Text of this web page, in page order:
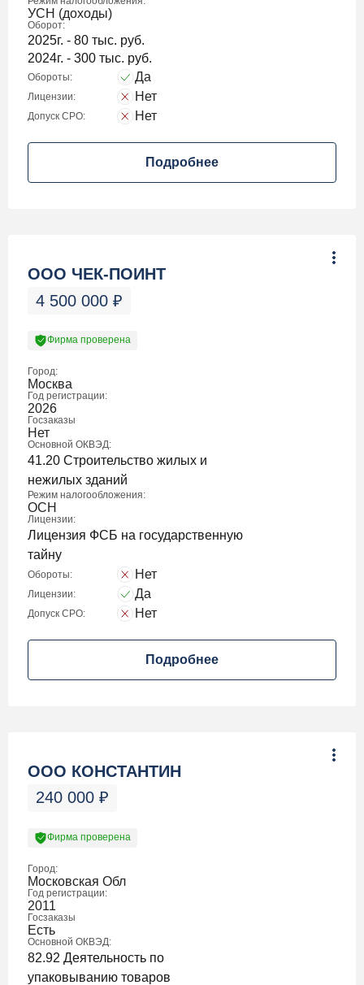
УСН (доходы)
Оборот:
2025г. - 80 тыс. руб.
2024г. - 300 тыс. руб.
Обороты: Да
Лицензии: Нет
Допуск СРО: Нет
Подробнее
ООО ЧЕК-ПОИНТ
4 500 000 ₽
Фирма проверена
Город:
Москва
Год регистрации:
2026
Госзаказы
Нет
Основной ОКВЭД:
41.20 Строительство жилых и
нежилых зданий
Режим налогообложения:
ОСН
Лицензии:
Лицензия ФСБ на государственную
тайну
Обороты: Нет
Лицензии: Да
Допуск СРО: Нет
Подробнее
ООО КОНСТАНТИН
240 000 ₽
Фирма проверена
Город:
Московская Обл
Год регистрации:
2011
Госзаказы
Есть
Основной ОКВЭД:
82.92 Деятельность по
упаковыванию товаров